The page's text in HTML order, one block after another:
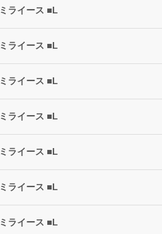
ミライース ■L
ミライース ■L
ミライース ■L
ミライース ■L
ミライース ■L
ミライース ■L
ミライース ■L